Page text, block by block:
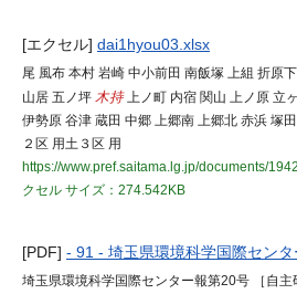
[エクセル] dai1hyou03.xlsx
尾 風布 本村 岩崎 中小前田 南飯塚 上組 折原
山居 五ノ坪 木持上ノ町 内宿 関山 上ノ原 立
伊勢原 谷津 蔵田 中郷 上郷南 上郷北 赤浜 塚
２区 用土３区 用
https://www.pref.saitama.lg.jp/documents/
クセル サイズ：274.542KB
[PDF] - 91 - 埼玉県環境科学国際センタ
埼玉県環境科学国際センター報第20号 ［自